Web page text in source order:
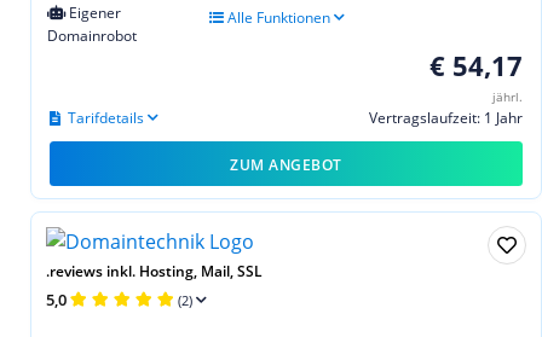
Eigener
Domainrobot
Alle Funktionen
€ 54,17
jährl.
Vertragslaufzeit: 1 Jahr
Tarifdetails
ZUM ANGEBOT
.reviews inkl. Hosting, Mail, SSL
5,0 (2)